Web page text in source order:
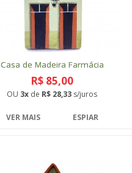
Casa de Madeira Farmácia
R$ 85,00
OU 3x de R$ 28,33 s/juros
VER MAIS ESPIAR